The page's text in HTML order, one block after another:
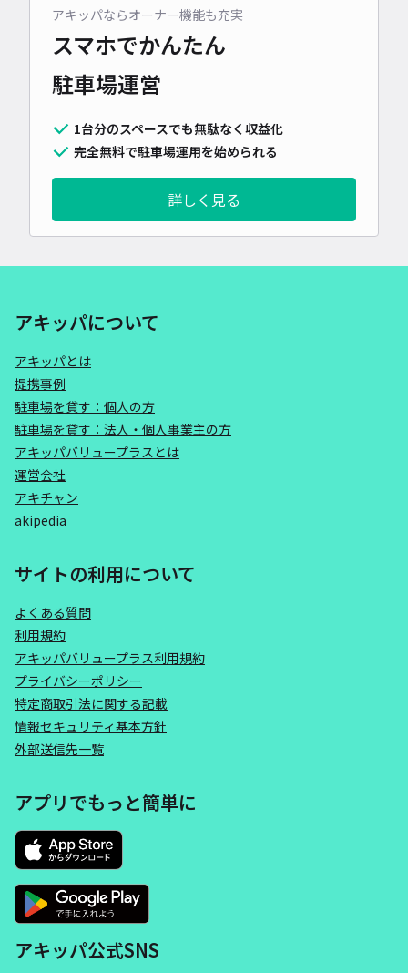
アキッパならオーナー機能も充実
スマホでかんたん
駐車場運営
1台分のスペースでも無駄なく収益化
完全無料で駐車場運用を始められる
詳しく見る
アキッパについて
アキッパとは
提携事例
駐車場を貸す：個人の方
駐車場を貸す：法人・個人事業主の方
アキッパバリュープラスとは
運営会社
アキチャン
akipedia
サイトの利用について
よくある質問
利用規約
アキッパバリュープラス利用規約
プライバシーポリシー
特定商取引法に関する記載
情報セキュリティ基本方針
外部送信先一覧
アプリでもっと簡単に
アキッパ公式SNS